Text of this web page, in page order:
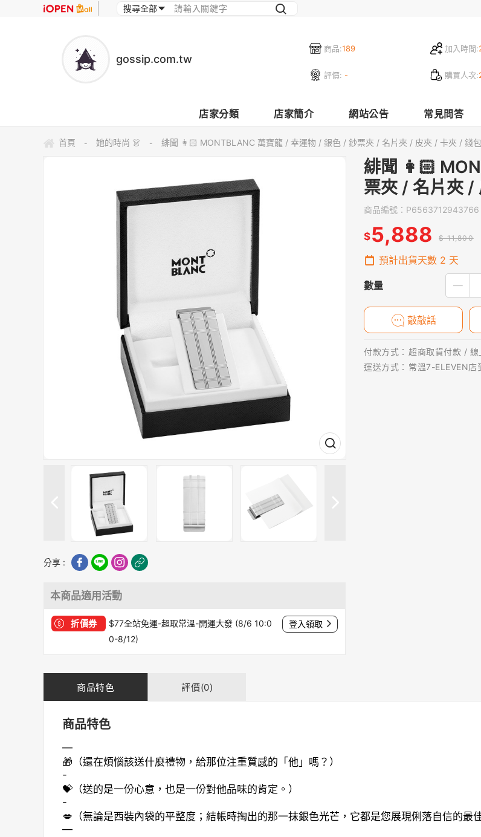
商品:189 加入時間:
評價: - 購買人次:
gossip.com.tw
店家分類 店家簡介 網站公告 常見問答
首頁 - 她的時尚 👗 - 緋聞 👩🏻 MONTBLANC 萬寶龍 / 幸運物 / 銀色 / 鈔票夾 / 名片夾 / 皮夾 / 卡夾 / 錢
分享 :
本商品適用活動
折價券
$77全站免運-超取常溫-開運大發 (8/6 10:0
0-8/12)
登入領取
緋聞 👩🏻
票夾 / 名片夾 /
商品編號： P6563712943766
$5,888 $ 11,800
預計出貨天數 2 天
數量
敲敲話
付款方式： 超商取貨付款 /
運送方式： 常溫7-ELEVEN
商品特色 評價(0)
商品特色
—
🎁（還在煩惱該送什麼禮物，給那位注重質感的「他」嗎？）
-
💝（送的是一份心意，也是一份對他品味的肯定。）
-
💋（無論是西裝內袋的平整度；結帳時掏出的那一抹銀色光芒，它都是您展現俐落自信的最佳
—